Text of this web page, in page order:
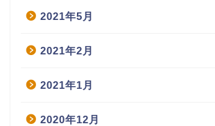
2021年5月
2021年2月
2021年1月
2020年12月